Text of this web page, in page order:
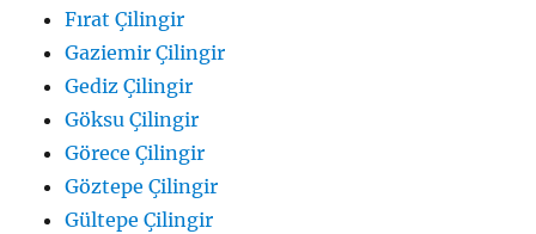
Fırat Çilingir
Gaziemir Çilingir
Gediz Çilingir
Göksu Çilingir
Görece Çilingir
Göztepe Çilingir
Gültepe Çilingir